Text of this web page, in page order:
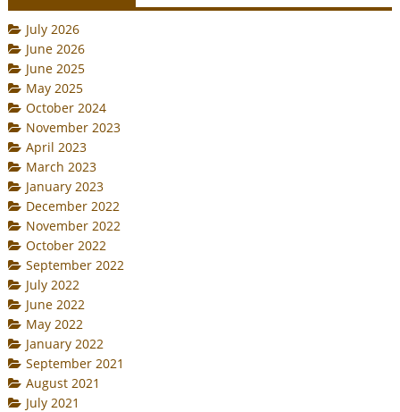
July 2026
June 2026
June 2025
May 2025
October 2024
November 2023
April 2023
March 2023
January 2023
December 2022
November 2022
October 2022
September 2022
July 2022
June 2022
May 2022
January 2022
September 2021
August 2021
July 2021